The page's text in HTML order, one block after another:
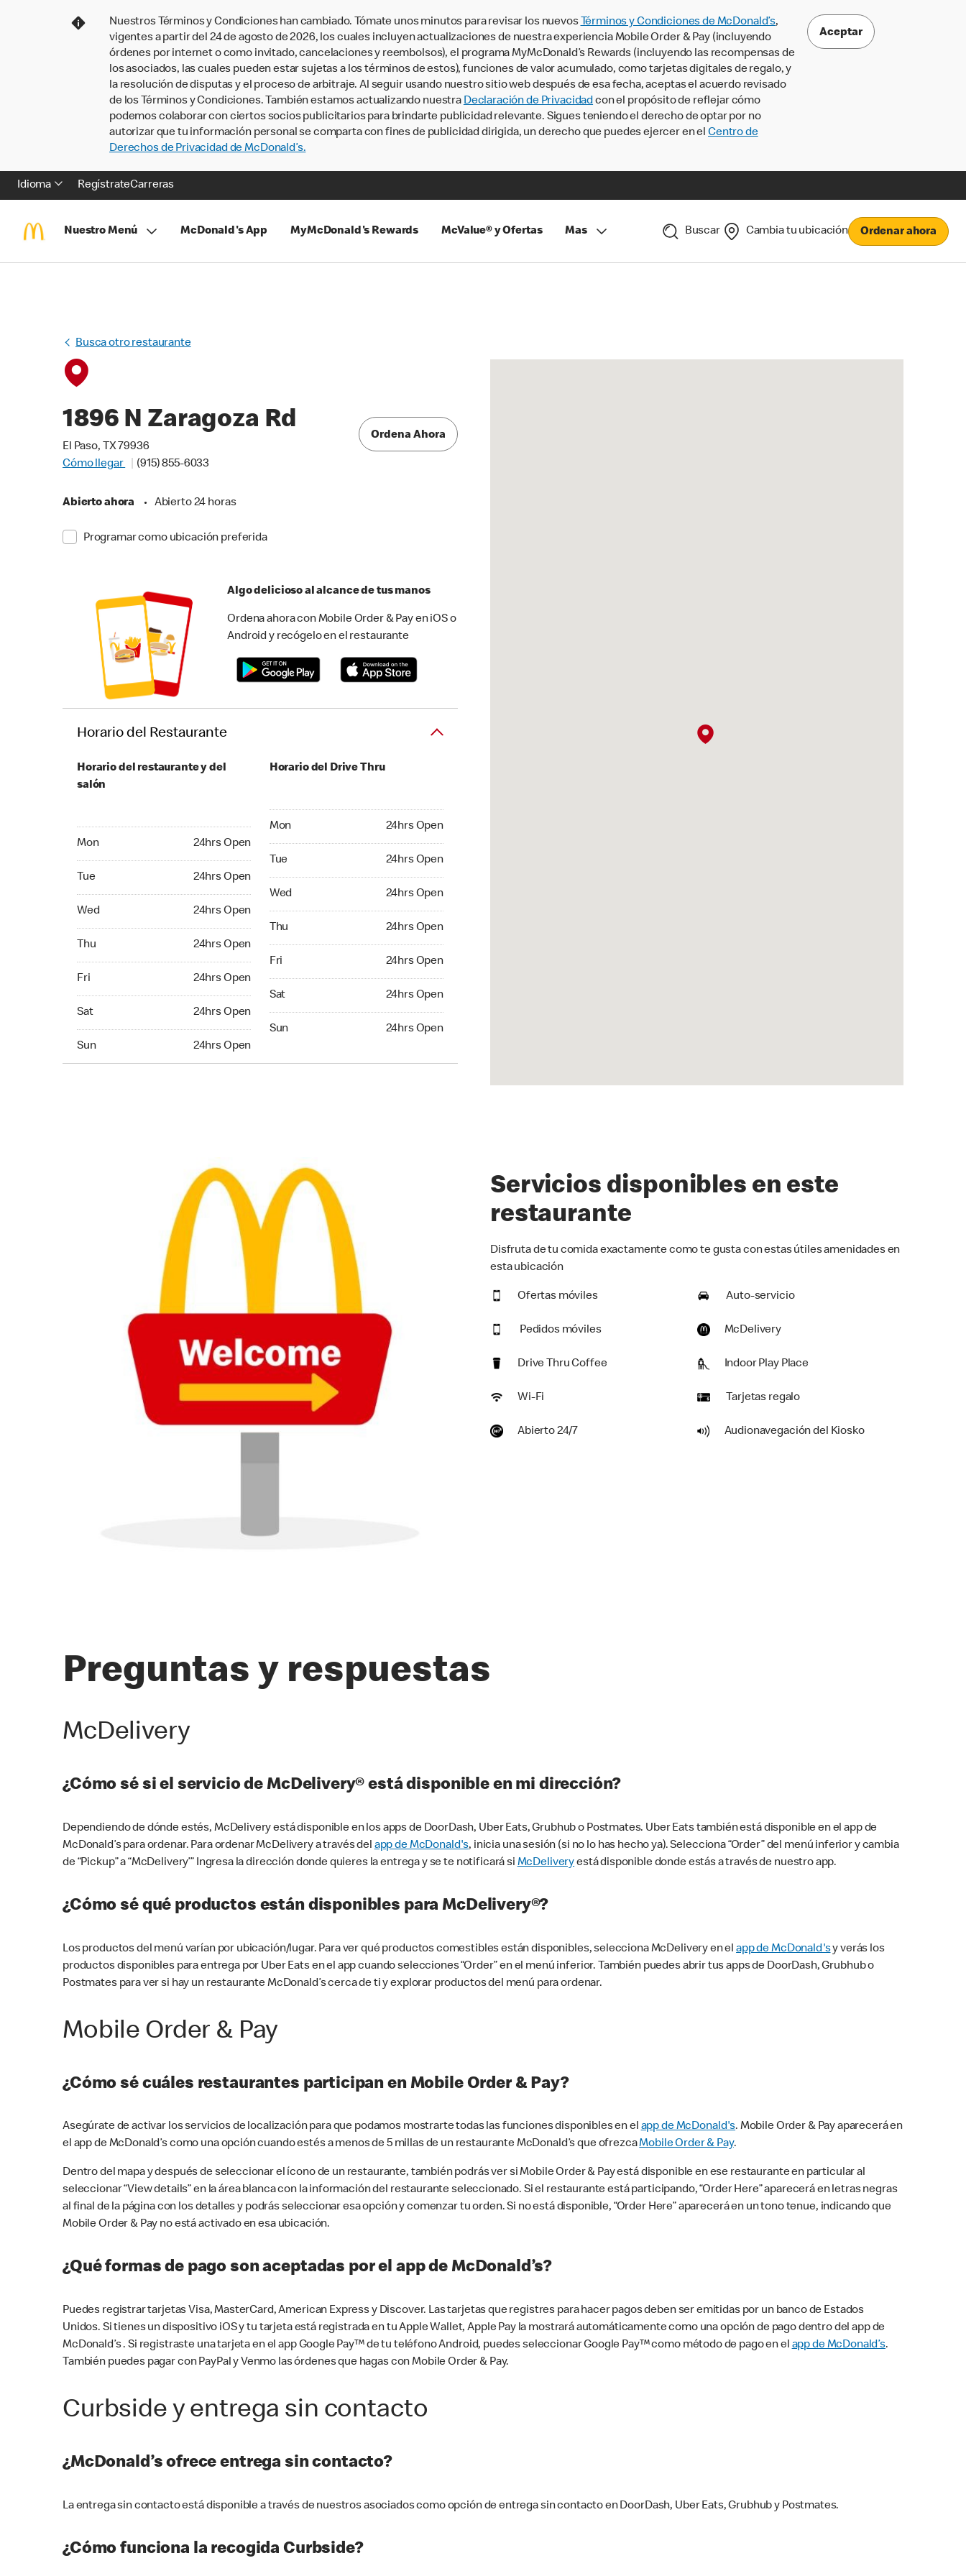
Nuestros Términos y Condiciones han cambiado. Tómate unos minutos para revisar los nuevos Términos y Condiciones de McDonald’s,
vigentes a partir del 24 de agosto de 2026, los cuales incluyen actualizaciones de nuestra experiencia Mobile Order & Pay (incluyendo
órdenes por internet o como invitado, cancelaciones y reembolsos), el programa MyMcDonald’s Rewards (incluyendo las recompensas de
los asociados, las cuales pueden estar sujetas a los términos de estos), funciones de valor acumulado, como tarjetas digitales de regalo, y
la resolución de disputas y el proceso de arbitraje. Al seguir usando nuestro sitio web después de esa fecha, aceptas el acuerdo revisado
de los Términos y Condiciones. También estamos actualizando nuestra Declaración de Privacidadcon el propósito de reflejar cómo
podemos colaborar con ciertos socios publicitarios para brindarte publicidad relevante. Sigues teniendo el derecho de optar por no
autorizar que tu información personal se comparta con fines de publicidad dirigida, un derecho que puedes ejercer en el Centro de
Derechos de Privacidad de McDonald’s.
Aceptar
Idioma RegístrateCarreras
Nuestro Menú McDonald's App MyMcDonald's Rewards McValue® y Ofertas Mas Buscar Cambia tu ubicación Ordenar ahora
Busca otro restaurante
1896 N Zaragoza Rd
El Paso, TX 79936
Cómo llegar
(915) 855-6033
Abierto ahora • Abierto 24 horas
Programar como ubicación preferida
Ordena Ahora
Algo delicioso al alcance de tus manos
Ordena ahora con Mobile Order & Pay en iOS o
Android y recógelo en el restaurante
Horario del Restaurante
Horario del restaurante y del
salón
Mon 24hrs Open
Tue 24hrs Open
Wed 24hrs Open
Thu 24hrs Open
Fri 24hrs Open
Sat 24hrs Open
Sun 24hrs Open
Horario del Drive Thru
Mon 24hrs Open
Tue 24hrs Open
Wed 24hrs Open
Thu 24hrs Open
Fri 24hrs Open
Sat 24hrs Open
Sun 24hrs Open
Servicios disponibles en este
restaurante
Disfruta de tu comida exactamente como te gusta con estas útiles amenidades en
esta ubicación
Ofertas móviles Auto-servicio
Pedidos móviles McDelivery
Drive Thru Coffee Indoor Play Place
Wi-Fi Tarjetas regalo
Abierto 24/7 Audionavegación del Kiosko
Preguntas y respuestas
McDelivery
¿Cómo sé si el servicio de McDelivery® está disponible en mi dirección?
Dependiendo de dónde estés, McDelivery está disponible en los apps de DoorDash, Uber Eats, Grubhub o Postmates. Uber Eats también está disponible en el app de
McDonald’s para ordenar. Para ordenar McDelivery a través del app de McDonald's, inicia una sesión (si no lo has hecho ya). Selecciona “Order” del menú inferior y cambia
de “Pickup” a “McDelivery’” Ingresa la dirección donde quieres la entrega y se te notificará si McDeliveryestá disponible donde estás a través de nuestro app.
¿Cómo sé qué productos están disponibles para McDelivery®?
Los productos del menú varían por ubicación/lugar. Para ver qué productos comestibles están disponibles, selecciona McDelivery en elapp de McDonald'sy verás los
productos disponibles para entrega por Uber Eats en el app cuando selecciones “Order” en el menú inferior. También puedes abrir tus apps de DoorDash, Grubhub o
Postmates para ver si hay un restaurante McDonald’s cerca de ti y explorar productos del menú para ordenar.
Mobile Order & Pay
¿Cómo sé cuáles restaurantes participan en Mobile Order & Pay?
Asegúrate de activar los servicios de localización para que podamos mostrarte todas las funciones disponibles en elapp de McDonald's. Mobile Order & Pay aparecerá en
el app de McDonald’s como una opción cuando estés a menos de 5 millas de un restaurante McDonald’s que ofrezcaMobile Order & Pay.
Dentro del mapa y después de seleccionar el ícono de un restaurante, también podrás ver si Mobile Order & Pay está disponible en ese restaurante en particular al
seleccionar “View details” en la área blanca con la información del restaurante seleccionado. Si el restaurante está participando, “Order Here” aparecerá en letras negras
al final de la página con los detalles y podrás seleccionar esa opción y comenzar tu orden. Si no está disponible, “Order Here” aparecerá en un tono tenue, indicando que
Mobile Order & Pay no está activado en esa ubicación.
¿Qué formas de pago son aceptadas por el app de McDonald’s?
Puedes registrar tarjetas Visa, MasterCard, American Express y Discover. Las tarjetas que registres para hacer pagos deben ser emitidas por un banco de Estados
Unidos. Si tienes un dispositivo iOS y tu tarjeta está registrada en tu Apple Wallet, Apple Pay la mostrará automáticamente como una opción de pago dentro del app de
McDonald’s . Si registraste una tarjeta en el app Google Pay™ de tu teléfono Android, puedes seleccionar Google Pay™ como método de pago en elapp de McDonald’s.
También puedes pagar con PayPal y Venmo las órdenes que hagas con Mobile Order & Pay.
Curbside y entrega sin contacto
¿McDonald’s ofrece entrega sin contacto?
La entrega sin contacto está disponible a través de nuestros asociados como opción de entrega sin contacto en DoorDash, Uber Eats, Grubhub y Postmates.
¿Cómo funciona la recogida Curbside?